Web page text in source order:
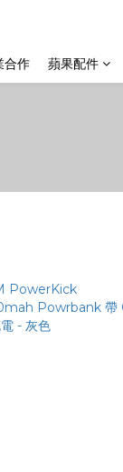
合作 蘋果配件